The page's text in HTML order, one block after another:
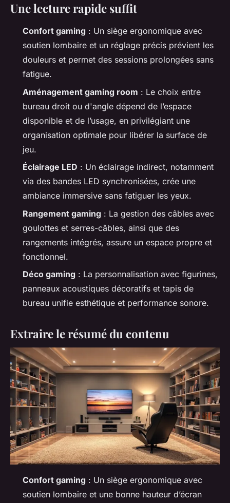
Une lecture rapide suffit
Confort gaming : Un siège ergonomique avec
soutien lombaire et un réglage précis prévient les
douleurs et permet des sessions prolongées sans
fatigue.
Aménagement gaming room : Le choix entre
bureau droit ou d'angle dépend de l’espace
disponible et de l’usage, en privilégiant une
organisation optimale pour libérer la surface de
jeu.
Éclairage LED : Un éclairage indirect, notamment
via des bandes LED synchronisées, crée une
ambiance immersive sans fatiguer les yeux.
Rangement gaming : La gestion des câbles avec
goulottes et serres-câbles, ainsi que des
rangements intégrés, assure un espace propre et
fonctionnel.
Déco gaming : La personnalisation avec figurines,
panneaux acoustiques décoratifs et tapis de
bureau unifie esthétique et performance sonore.
Extraire le résumé du contenu
Confort gaming : Un siège ergonomique avec
soutien lombaire et une bonne hauteur d’écran